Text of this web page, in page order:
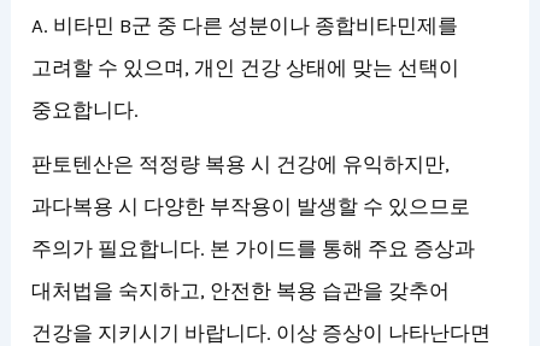
A. 비타민 B군 중 다른 성분이나 종합비타민제를
고려할 수 있으며, 개인 건강 상태에 맞는 선택이
중요합니다.
판토텐산은 적정량 복용 시 건강에 유익하지만,
과다복용 시 다양한 부작용이 발생할 수 있으므로
주의가 필요합니다. 본 가이드를 통해 주요 증상과
대처법을 숙지하고, 안전한 복용 습관을 갖추어
건강을 지키시기 바랍니다. 이상 증상이 나타난다면